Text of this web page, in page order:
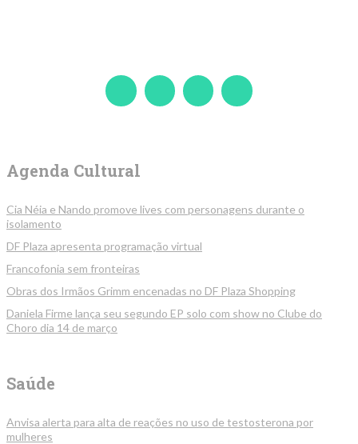
Agenda Cultural
Cia Néia e Nando promove lives com personagens durante o
isolamento
DF Plaza apresenta programação virtual
Francofonia sem fronteiras
Obras dos Irmãos Grimm encenadas no DF Plaza Shopping
Daniela Firme lança seu segundo EP solo com show no Clube do
Choro dia 14 de março
Saúde
Anvisa alerta para alta de reações no uso de testosterona por
mulheres